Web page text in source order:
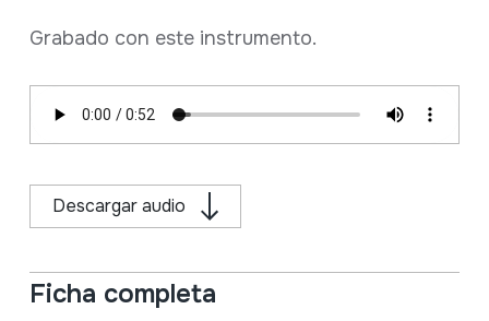
Grabado con este instrumento.
Descargar audio
Ficha completa